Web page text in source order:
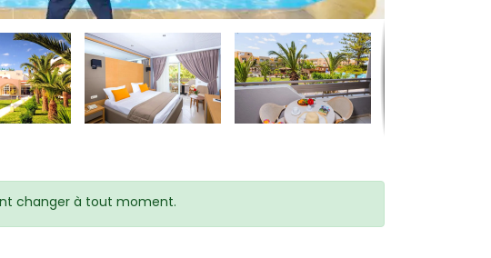
changer à tout moment.